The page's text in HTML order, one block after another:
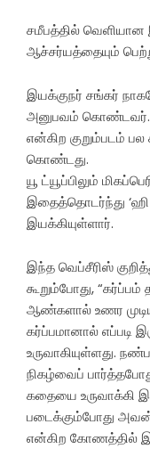
சமீபத்தில் வெளியான
ஆச்சர்யத்தையும்
இயக்குநர் சங்கர்
அனுபவம் கொண்டவர்.
என்கிற குறும்படம்
கொண்டது.
யூ ட்யூப்பிலும்
இதைத்தொடர்ந்து
இயக்கியுள்ளார்.
இந்த வெப்சீரிஸ்
கூறும்போது, “கர்ப்பம்
ஆண்களால் உணர
கர்ப்பமானால் எப்படி
உருவாகியுள்ளது.
நிகழ்வைப்
கதையை உருவாக்கி
படைக்கும்போது
என்கிற கோணத்தில்